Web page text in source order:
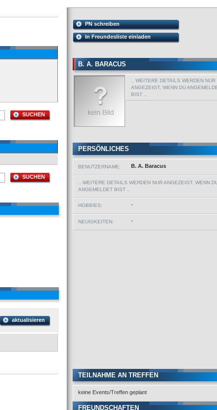
SUCHEN
SUCHEN
aktualisieren
PN schreiben
In Freundesliste einladen
B. A. BARACUS
.. WEITERE DETAILS WERDEN NUR
ANGEZEIGT, WENN DU
BIST ..
PERSÖNLICHES
BENUTZERNAME: B. A. Baracus
.. WEITERE DETAILS WERDEN NUR ANGEZEIGT, WENN
ANGEMELDET BIST ..
HOBBIES: -
NEUIGKEITEN: -
TEILNAHME AN TREFFEN
keine Events/Treffen geplant
FREUNDSCHAFTEN